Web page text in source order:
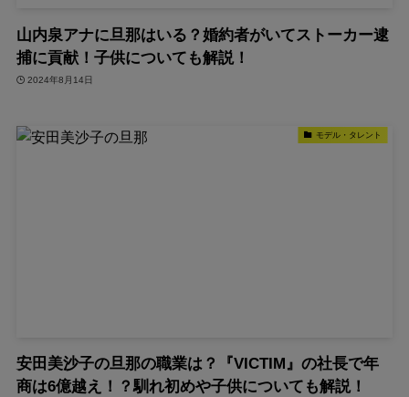
山内泉アナに旦那はいる？婚約者がいてストーカー逮
捕に貢献！子供についても解説！
2024年8月14日
モデル・タレント
安田美沙子の旦那の職業は？『VICTIM』の社長で年
商は6億越え！？馴れ初めや子供についても解説！